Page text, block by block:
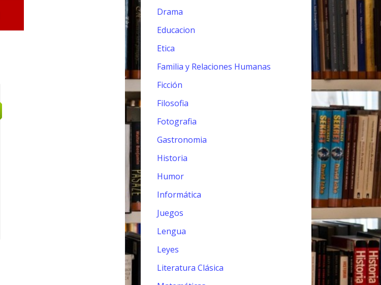
Drama
Educacion
Etica
Familia y Relaciones Humanas
Ficción
Filosofia
Fotografia
Gastronomia
Historia
Humor
Informática
Juegos
Lengua
Leyes
Literatura Clásica